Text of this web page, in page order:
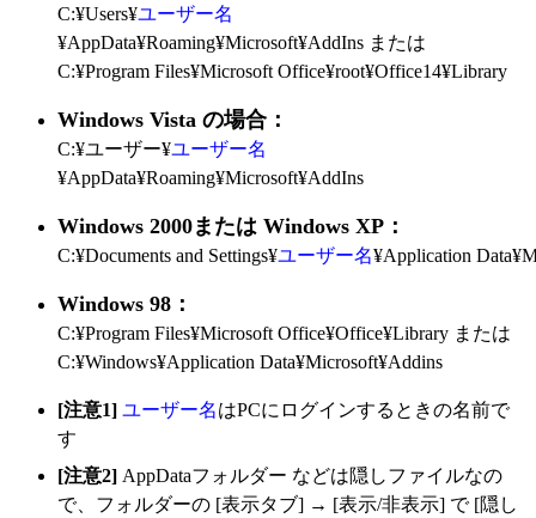
C:¥Users¥ユーザー名
¥AppData¥Roaming¥Microsoft¥AddIns または
C:¥Program Files¥Microsoft Office¥root¥Office14¥Library
Windows Vista の場合：
C:¥ユーザー¥ユーザー名
¥AppData¥Roaming¥Microsoft¥AddIns
Windows 2000または Windows XP：
C:¥Documents and Settings¥ユーザー名¥Application
Windows 98：
C:¥Program Files¥Microsoft Office¥Office¥Library または
C:¥Windows¥Application Data¥Microsoft¥Addins
[注意1] ユーザー名はPCにログインするときの名前で
す
[注意2] AppDataフォルダー などは隠しファイルなの
で、フォルダーの [表示タブ] → [表示/非表示] で [隠し